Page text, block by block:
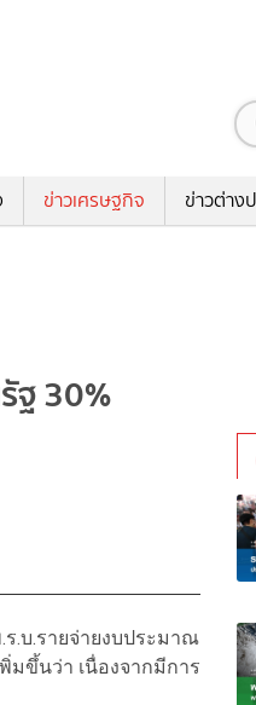
ข่าวเศรษฐกิจ ข่าวต่าง
ฐ 30%
.บ.รายจ่ายงบประมาณ
มขึ้นว่า เนื่องจากมีการ